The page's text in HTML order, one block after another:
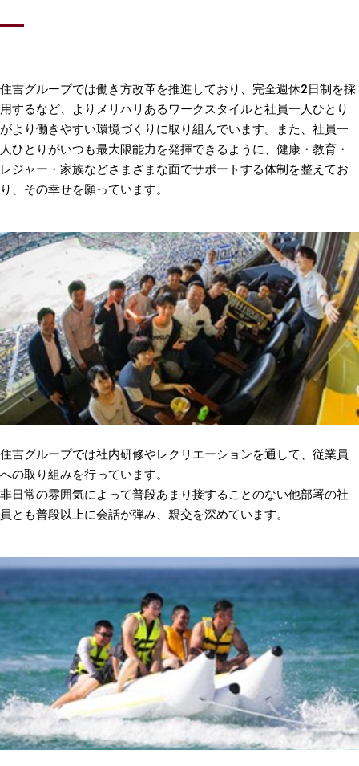
住吉グループでは働き方改革を推進しており、完全週休2日制を採
用するなど、よりメリハリあるワークスタイルと社員一人ひとり
がより働きやすい環境づくりに取り組んでいます。また、社員一
人ひとりがいつも最大限能力を発揮できるように、健康・教育・
レジャー・家族などさまざまな面でサポートする体制を整えてお
り、その幸せを願っています。
住吉グループでは社内研修やレクリエーションを通して、従業員
への取り組みを行っています。
非日常の雰囲気によって普段あまり接することのない他部署の社
員とも普段以上に会話が弾み、親交を深めています。